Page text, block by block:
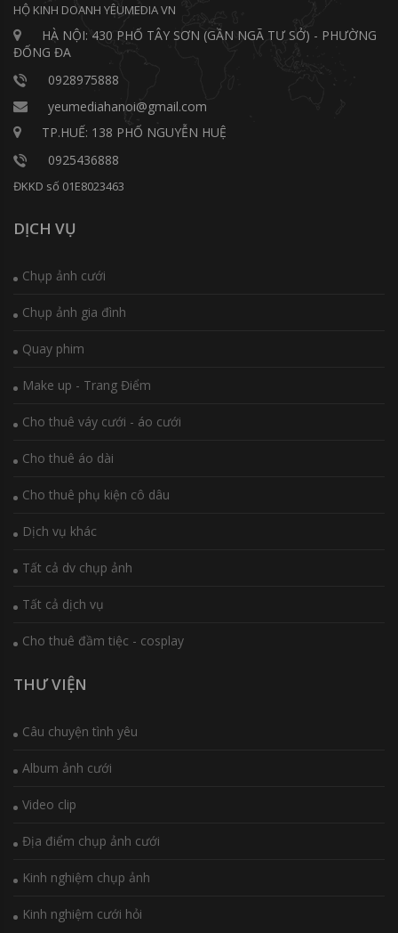
HỘ KINH DOANH YÊUMEDIA VN
HÀ NỘI: 430 PHỐ TÂY SƠN (GẦN NGÃ TƯ SỞ) - PHƯỜNG
ĐỐNG ĐA
0928975888
yeumediahanoi@gmail.com
TP.HUẾ: 138 PHỐ NGUYỄN HUỆ
0925436888
ĐKKD số 01E8023463
DỊCH VỤ
Chụp ảnh cưới
Chụp ảnh gia đình
Quay phim
Make up - Trang Điểm
Cho thuê váy cưới - áo cưới
Cho thuê áo dài
Cho thuê phụ kiện cô dâu
Dịch vụ khác
Tất cả dv chụp ảnh
Tất cả dịch vụ
Cho thuê đầm tiệc - cosplay
THƯ VIỆN
Câu chuyện tình yêu
Album ảnh cưới
Video clip
Địa điểm chụp ảnh cưới
Kinh nghiệm chụp ảnh
Kinh nghiệm cưới hỏi